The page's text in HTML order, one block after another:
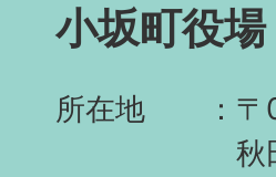
小坂町役場
所在地
秋